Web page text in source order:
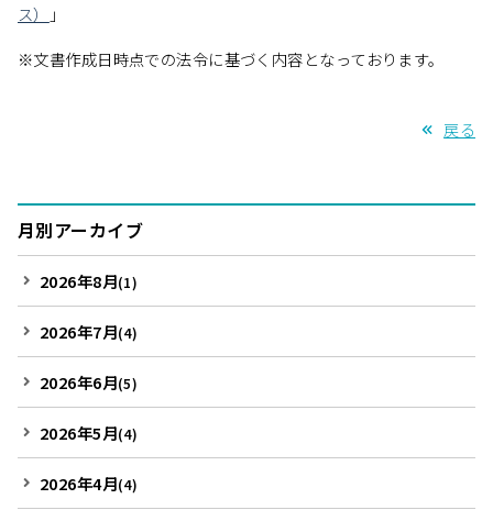
ス）
」
※文書作成日時点での法令に基づく内容となっております。
戻る
月別アーカイブ
2026年8月(1)
2026年7月(4)
2026年6月(5)
2026年5月(4)
2026年4月(4)